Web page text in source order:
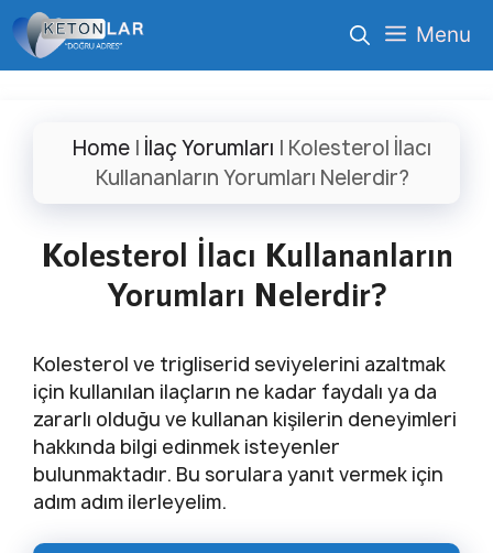
İçeriğe
atla
Menu
Home | İlaç Yorumları | Kolesterol İlacı
Kullananların Yorumları Nelerdir?
Kolesterol İlacı Kullananların
Yorumları Nelerdir?
Kolesterol ve trigliserid seviyelerini azaltmak
için kullanılan ilaçların ne kadar faydalı ya da
zararlı olduğu ve kullanan kişilerin deneyimleri
hakkında bilgi edinmek isteyenler
bulunmaktadır. Bu sorulara yanıt vermek için
adım adım ilerleyelim.